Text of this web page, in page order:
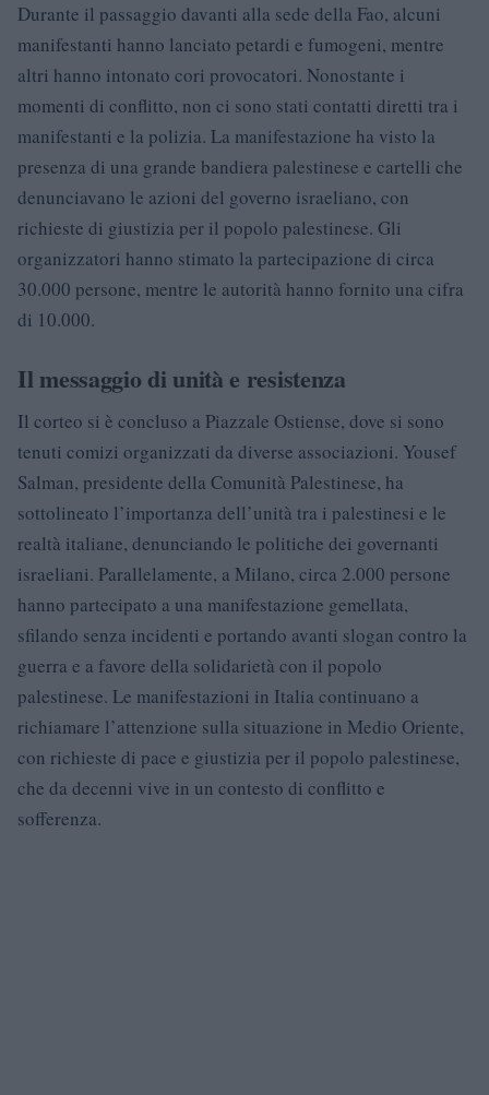
Durante il passaggio davanti alla sede della Fao, alcuni
manifestanti hanno lanciato petardi e fumogeni, mentre
altri hanno intonato cori provocatori. Nonostante i
momenti di conflitto, non ci sono stati contatti diretti tra i
manifestanti e la polizia. La manifestazione ha visto la
presenza di una grande bandiera palestinese e cartelli che
denunciavano le azioni del governo israeliano, con
richieste di giustizia per il popolo palestinese. Gli
organizzatori hanno stimato la partecipazione di circa
30.000 persone, mentre le autorità hanno fornito una cifra
di 10.000.
Il messaggio di unità e resistenza
Il corteo si è concluso a Piazzale Ostiense, dove si sono
tenuti comizi organizzati da diverse associazioni. Yousef
Salman, presidente della Comunità Palestinese, ha
sottolineato l’importanza dell’unità tra i palestinesi e le
realtà italiane, denunciando le politiche dei governanti
israeliani. Parallelamente, a Milano, circa 2.000 persone
hanno partecipato a una manifestazione gemellata,
sfilando senza incidenti e portando avanti slogan contro la
guerra e a favore della solidarietà con il popolo
palestinese. Le manifestazioni in Italia continuano a
richiamare l’attenzione sulla situazione in Medio Oriente,
con richieste di pace e giustizia per il popolo palestinese,
che da decenni vive in un contesto di conflitto e
sofferenza.